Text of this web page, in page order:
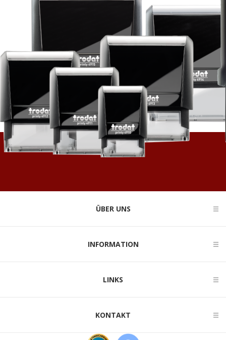
ÜBER UNS
INFORMATION
LINKS
KONTAKT